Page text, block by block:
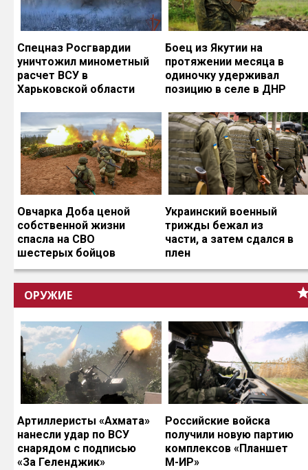
Спецназ Росгвардии
уничтожил минометный
расчет ВСУ в
Харьковской области
Боец из Якутии на
протяжении месяца в
одиночку удерживал
позицию в селе в ДНР
Овчарка Доба ценой
собственной жизни
спасла на СВО
шестерых бойцов
Украинский военный
трижды бежал из
части, а затем сдался в
плен
ОРУЖИЕ
Артиллеристы «Ахмата»
нанесли удар по ВСУ
снарядом с подписью
«За Геленджик»
Российские войска
получили новую партию
комплексов «Планшет
М-ИР»